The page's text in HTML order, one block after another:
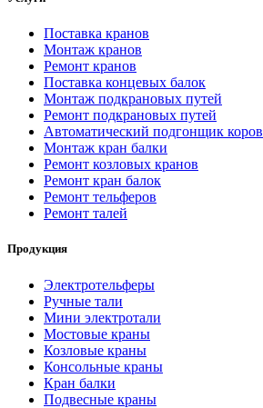
Поставка кранов
Монтаж кранов
Ремонт кранов
Поставка концевых балок
Монтаж подкрановых путей
Ремонт подкрановых путей
Автоматический подгонщик коров
Монтаж кран балки
Ремонт козловых кранов
Ремонт кран балок
Ремонт тельферов
Ремонт талей
Продукция
Электротельферы
Ручные тали
Мини электротали
Мостовые краны
Козловые краны
Консольные краны
Кран балки
Подвесные краны